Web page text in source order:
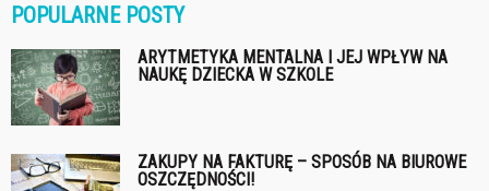
POPULARNE POSTY
ARYTMETYKA MENTALNA I JEJ WPŁYW NA
NAUKĘ DZIECKA W SZKOLE
ZAKUPY NA FAKTURĘ – SPOSÓB NA BIUROWE
OSZCZĘDNOŚCI!